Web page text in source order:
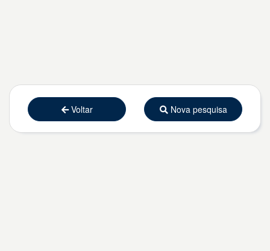
Voltar Nova pesquisa